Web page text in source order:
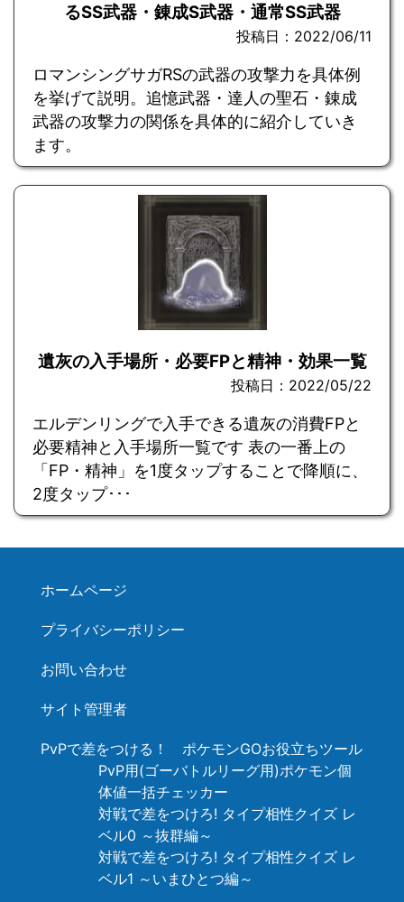
るSS武器・錬成S武器・通常SS武器
投稿日：2022/06/11
ロマンシングサガRSの武器の攻撃力を具体例
を挙げて説明。追憶武器・達人の聖石・錬成
武器の攻撃力の関係を具体的に紹介していき
ます。
遺灰の入手場所・必要FPと精神・効果一覧
投稿日：2022/05/22
エルデンリングで入手できる遺灰の消費FPと
必要精神と入手場所一覧です 表の一番上の
「FP・精神」を1度タップすることで降順に、
2度タップ･･･
ホームページ
プライバシーポリシー
お問い合わせ
サイト管理者
PvPで差をつける！ ポケモンGOお役立ちツール
PvP用(ゴーバトルリーグ用)ポケモン個
体値一括チェッカー
対戦で差をつけろ! タイプ相性クイズ レ
ベル0 ～抜群編～
対戦で差をつけろ! タイプ相性クイズ レ
ベル1 ～いまひとつ編～